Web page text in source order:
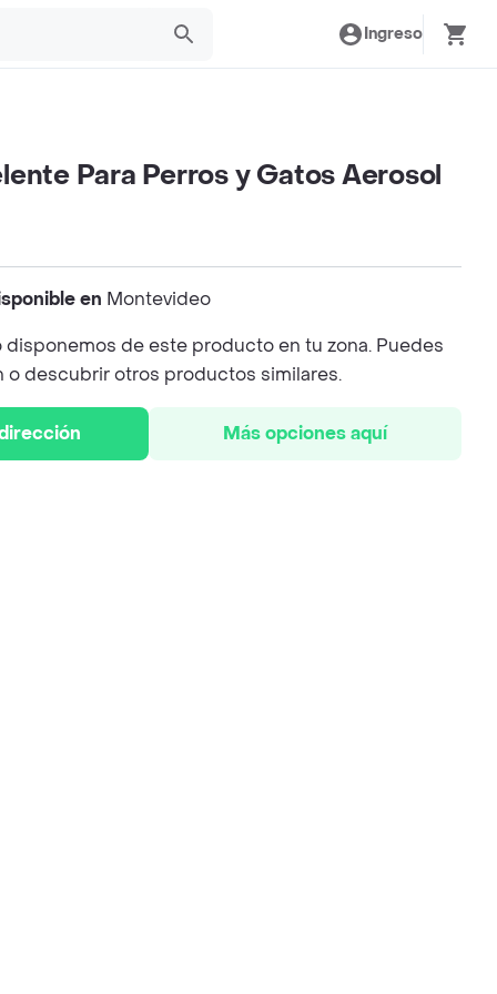
Ingreso
Para Perros y Gatos Aerosol
en Montevideo
disponemos de este producto en tu zona. Puedes
o descubrir otros productos similares.
Más opciones aquí